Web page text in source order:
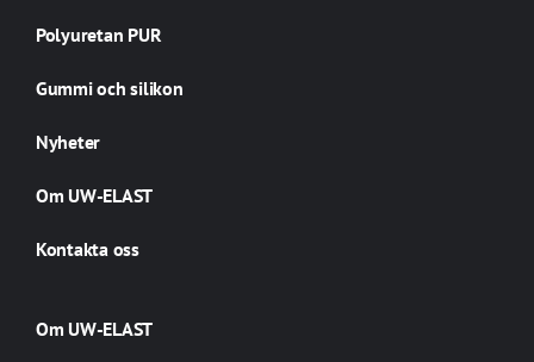
Polyuretan PUR
Gummi och silikon
Nyheter
Om UW-ELAST
Kontakta oss
Om UW-ELAST